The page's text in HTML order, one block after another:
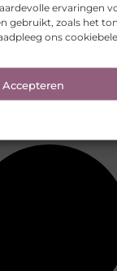
ervaringen
gebruikt, zoals het
ons
Accepteren